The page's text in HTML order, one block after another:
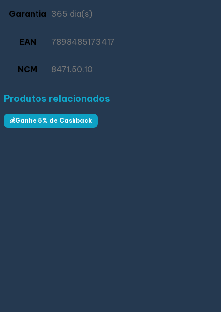
Garantia 365 dia(s)
EAN 7898485173417
NCM 8471.50.10
Produtos relacionados
💰Ganhe 5% de Cashback